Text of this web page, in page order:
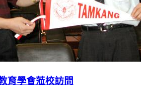
育學會蒞校訪問